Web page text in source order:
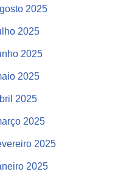
2025
2025
2025
2025
2025
2025
2025
2025